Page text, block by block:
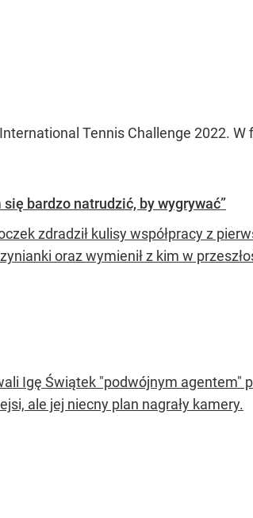
Tennis Challenge 2022. W
bardzo natrudzić, by wygrywać”
zdradził kulisy współpracy z
oraz wymienił z kim w
Igę Świątek "podwójnym agentem"
ale jej niecny plan nagrały kamery.